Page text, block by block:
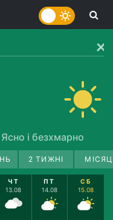
і безхмарно
2 ТИЖНІ
ЧТ
13.08
ПТ
14.08
СБ
15.08